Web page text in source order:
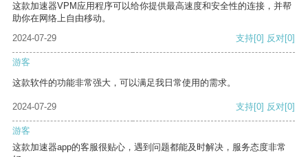
这款加速器VPM应用程序可以给你提供最高速度和安全性的连接，并帮
助你在网络上自由移动。
2024-07-29
支持[0] 反对[0]
游客
这款软件的功能非常强大，可以满足我日常使用的需求。
2024-07-29 支持[0] 反对[0]
游客
这款加速器app的客服很贴心，遇到问题都能及时解决，服务态度非常